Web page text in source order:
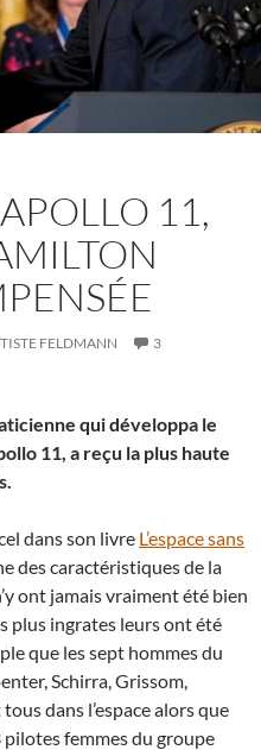
11,
FELDMANN
3
qui développa le
11, a reçu la plus haute
dans son livre L’espace sans
des caractéristiques de la
ont jamais vraiment été bien
plus ingrates leurs ont été
que les sept hommes du
Schirra, Grissom,
dans l’espace alors que
pilotes femmes du groupe